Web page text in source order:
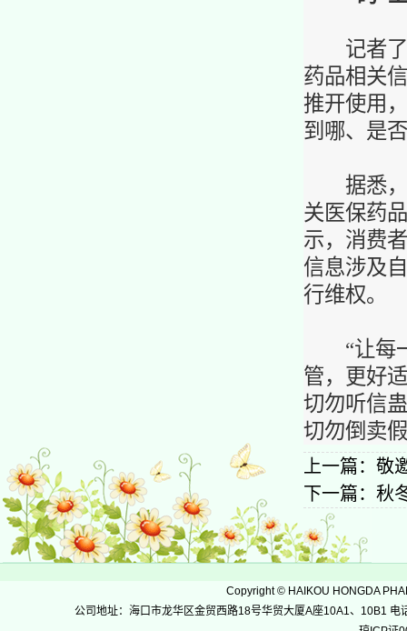
记者了
药品相关
推开使用
到哪、是
据悉，
关医保药
示，消费
信息涉及
行维权。
“让每一
管，更好
切勿听信
切勿倒卖
上一篇： 敬
下一篇： 秋
Copyright© HAIKOU HONGDA
公司地址：海口市龙华区金贸西路18号华贸大厦A座10A1、10B1